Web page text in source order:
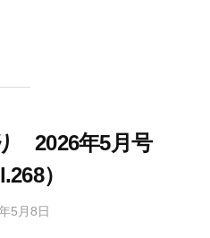
2026年5月号
）
5月8日